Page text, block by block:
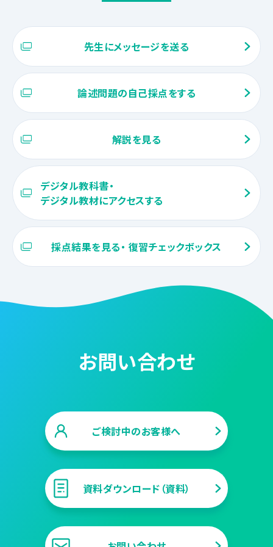
先生にメッセージを送る
論述問題の自己採点をする
解説を見る
デジタル教科書・
デジタル教材にアクセスする
採点結果を見る・ 復習チェックボックス
お問い合わせ
ご検討中のお客様へ
資料ダウンロード（資料）